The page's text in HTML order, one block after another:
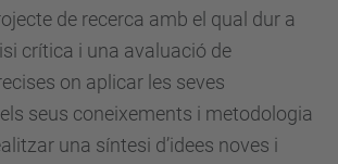
de recerca amb el qual dur a
crítica i una avaluació de
on aplicar les seves
seus coneixements i metodologia
una síntesi d’idees noves i